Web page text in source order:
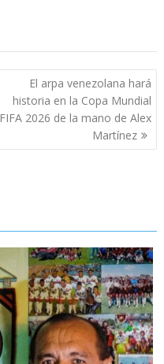
El arpa venezolana hará
historia en la Copa Mundial
FIFA 2026 de la mano de Alex
Martínez